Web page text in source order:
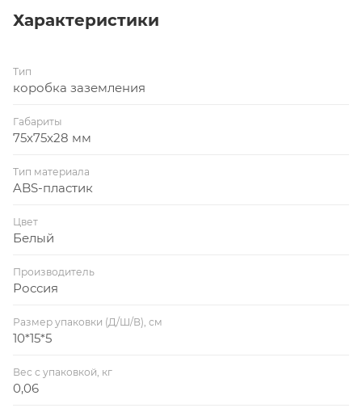
Характеристики
Тип
коробка заземления
Габариты
75x75x28 мм
Тип материала
ABS-пластик
Цвет
Белый
Производитель
Россия
Размер упаковки (Д/Ш/В), см
10*15*5
Вес с упаковкой, кг
0,06